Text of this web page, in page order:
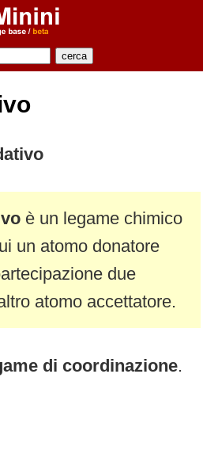
è un legame chimico
un atomo donatore
due
atomo accettatore.
di coordinazione.